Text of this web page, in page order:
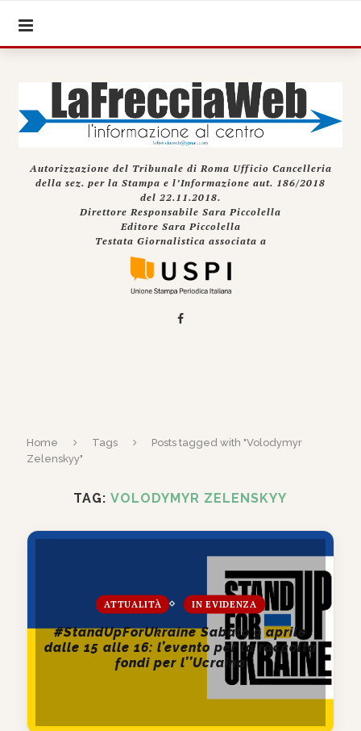
Autorizzazione del Tribunale di Roma Ufficio Cancelleria
della sez. per la Stampa e l’Informazione aut. 186/2018
del 22.11.2018.
Direttore Responsabile Sara Piccolella
Editore Sara Piccolella
Testata Giornalistica associata a
Home Tags
Posts tagged with "Volodymyr
Zelenskyy"
TAG:VOLODYMYR ZELENSKYY
ATTUALITÀ IN EVIDENZA
#StandUpForUkraine Sabato 9 aprile
dalle 15 alle 16: l’evento per la raccolta
fondi per l’’Ucraina